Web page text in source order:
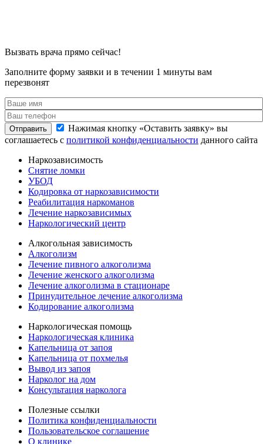
Вызвать врача прямо сейчас!
Заполните форму заявки и в течении 1 минуты вам
перезвонят
Отправить
Нажимая кнопку «Оставить заявку» вы
соглашаетесь с политикой конфиденциальности данного сайта
Наркозависимость
Снятие ломки
УБОД
Кодировка от наркозависимости
Реабилитация наркоманов
Лечение наркозависимых
Наркологический центр
Алкогольная зависимость
Алкоголизм
Лечение пивного алкоголизма
Лечение женского алкоголизма
Лечение алкоголизма в стационаре
Принудительное лечение алкоголизма
Кодирование алкоголизма
Наркологическая помощь
Наркологическая клиника
Капельница от запоя
Капельница от похмелья
Вывод из запоя
Нарколог на дом
Консультация нарколога
Полезные ссылки
Политика конфиденциальности
Пользовательское соглашение
О клинике